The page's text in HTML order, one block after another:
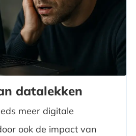
datalekken
meer digitale
ook de impact van